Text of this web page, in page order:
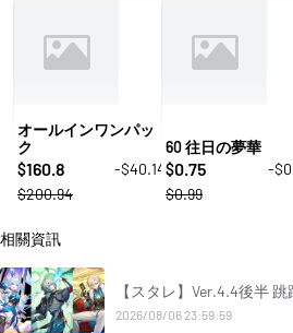
オールインワンパッ
ク
$160.8
-$40.14
$200.94
60 往日の夢華
$0.75
-
$0.99
相關資訊
【スタレ】Ver.4.4後半 跳
2026/08/06 23:59:59